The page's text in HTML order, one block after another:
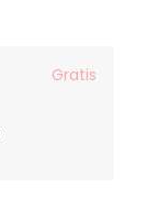
Gratis